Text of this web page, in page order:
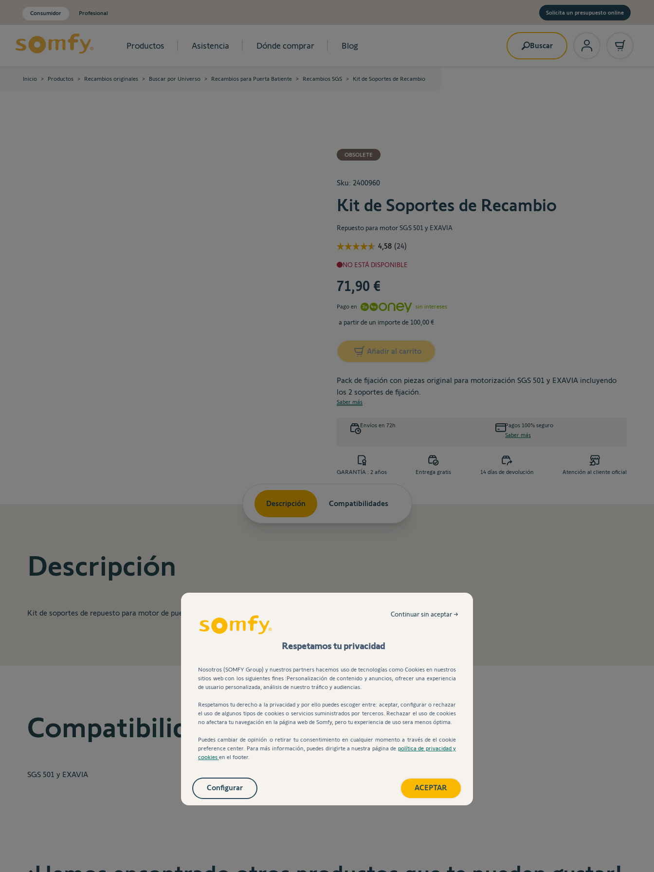
Consumidor Profesional Solicita un presupuesto online
Productos Asistencia Dónde comprar Blog Buscar
Inicio > Productos > Recambios originales > Buscar por Universo > Recambios para Puerta Batiente > Recambios SGS > Kit de Soportes de Recambio
OBSOLETE
Sku: 2400960
Kit de Soportes de Recambio
Repuesto para motor SGS 501 y EXAVIA
NO ESTÁ DISPONIBLE
71,90 €
Pago en sin intereses
a partir de un importe de 100,00 €
Añadir al carrito
Pack de fijación con piezas original para motorización SGS 501 y EXAVIA incluyendo
los 2 soportes de fijación.
Saber más
Envíos en 72h
Pagos 100% seguro
Saber más
GARANTÍA : 2 años Entrega gratis 14 días de devolución Atención al cliente oficial
Descripción Compatibilidades
Descripción
Kit de soportes de repuesto para motor de puerta batiente SGS 501 y EXAVIA de Somfy.
Compatibilidades
SGS 501 y EXAVIA
Respetamos tu privacidad
Nosotros (SOMFY Group) y nuestros partners hacemos uso de tecnologías como Cookies en nuestros
sitios web con los siguientes fines :Personalización de contenido y anuncios, ofrecer una experiencia
de usuario personalizada, análisis de nuestro tráfico y audiencias.
Respetamos tu derecho a la privacidad y por ello puedes escoger entre: aceptar, configurar o rechazar
el uso de algunos tipos de cookies o servicios suministrados por terceros. Rechazar el uso de cookies
no afectara tu navegación en la página web de Somfy, pero tu experiencia de uso sera menos óptima.
Puedes cambiar de opinión o retirar tu consentimiento en cualquier momento a través de el cookie
preference center. Para más información, puedes dirigirte a nuestra página de política de privacidad y
cookies en el footer.
Continuar sin aceptar →
ACEPTAR
Configurar